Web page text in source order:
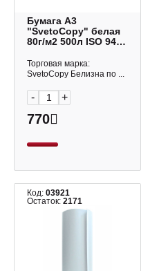
Бумага А3
"SvetoCopy" белая
80г/м2 500л ISO 94%
ва С)
Торговая марка:
SvetoCopy Белизна по ...
- +
770
Код: 03921
Остаток: 2171